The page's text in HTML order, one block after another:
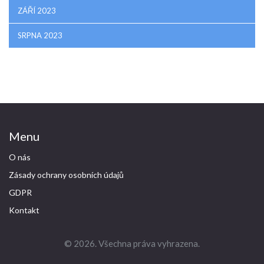
ZÁŘÍ 2023
SRPNA 2023
Menu
O nás
Zásady ochrany osobních údajů
GDPR
Kontakt
© 2026. Všechna práva vyhrazena.